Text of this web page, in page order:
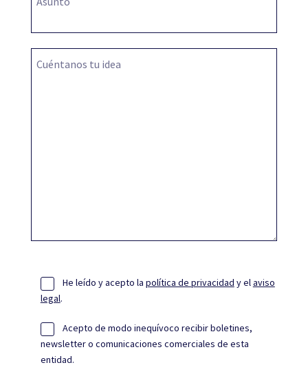
Cuéntanos tu idea
He leído y acepto la política de privacidad y elaviso
legal.
Acepto de modo inequívoco recibir boletines,
newsletter o comunicaciones comerciales de esta
entidad.